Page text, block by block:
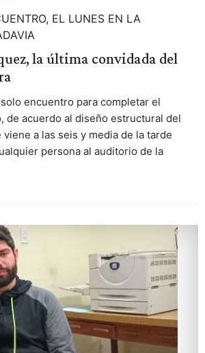
EL LUNES EN LA
la última convidada del
encuentro para completar el
de acuerdo al diseño estructural del
a las seis y media de la tarde
persona al auditorio de la